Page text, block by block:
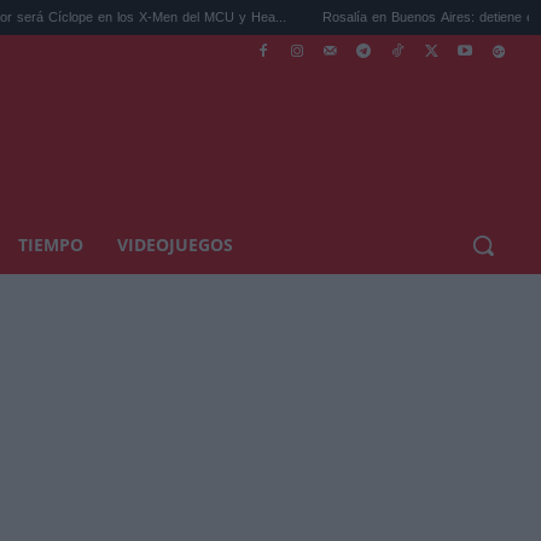
en los X-Men del MCU y Hea... Rosalía en Buenos Aires: detiene el tráfico y se
TIEMPO VIDEOJUEGOS